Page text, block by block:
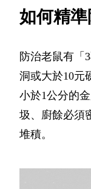
如何精
防治老鼠有「
洞或大於10元
小於1公分的
圾、廚餘必須
堆積。